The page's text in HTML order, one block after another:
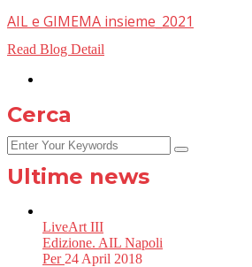
AIL e GIMEMA insieme_2021
Read Blog Detail
Cerca
Ultime news
LiveArt III
Edizione. AIL Napoli
Per 24 April 2018